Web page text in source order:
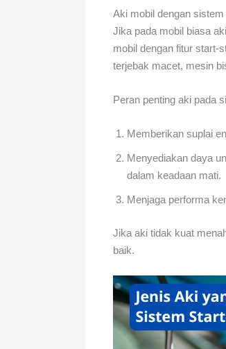
Aki mobil dengan
Jika pada mobil biasa
mobil dengan fitur start-
terjebak macet, mesin
Peran penting aki pada
Memberikan suplai
Menyediakan daya
dalam keadaan mati.
Menjaga performa
Jika aki tidak kuat
baik.